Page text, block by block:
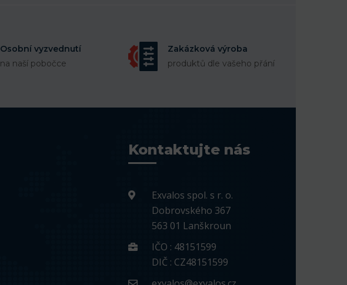
Osobní vyzvednutí
na naší pobočce
Zakázková výroba
produktů dle vašeho přání
Kontaktujte nás
Exvalos spol. s r. o.
Dobrovského 367
563 01 Lanškroun
IČO : 48151599
DIČ : CZ48151599